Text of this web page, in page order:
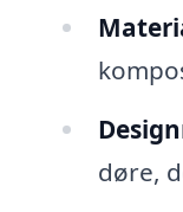
døre,